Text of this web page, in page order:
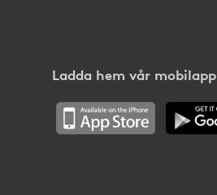
Ladda hem vår mobilapp